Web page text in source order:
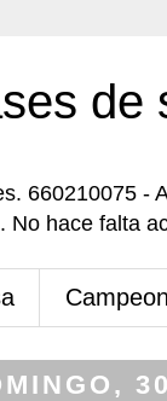
de
660210075 -
. No hace falta